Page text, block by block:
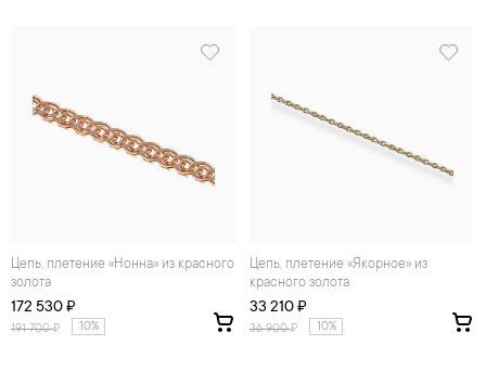
Цепь, плетение «Нонна» из красного
золота
172 530 ₽
191 700₽ 10%
Цепь, плетение «Якорное» из
красного золота
33 210 ₽
36 900₽ 10%